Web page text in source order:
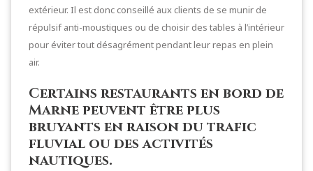
extérieur. Il est donc conseillé aux clients de se munir de
répulsif anti-moustiques ou de choisir des tables à l’intérieur
pour éviter tout désagrément pendant leur repas en plein
air.
Certains restaurants en bord de
Marne peuvent être plus
bruyants en raison du trafic
fluvial ou des activités
nautiques.